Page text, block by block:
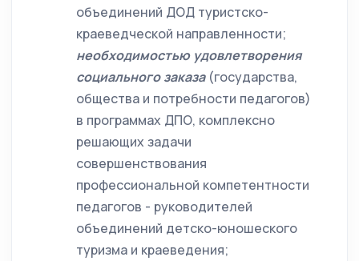
объединений ДОД туристско-
краеведческой направленности;
необходимостью удовлетворения
социального заказа (государства,
общества и потребности педагогов)
в программах ДПО, комплексно
решающих задачи
совершенствования
профессиональной компетентности
педагогов - руководителей
объединений детско-юношеского
туризма и краеведения;